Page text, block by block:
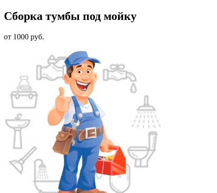
Сборка тумбы под мойку
от 1000 руб.